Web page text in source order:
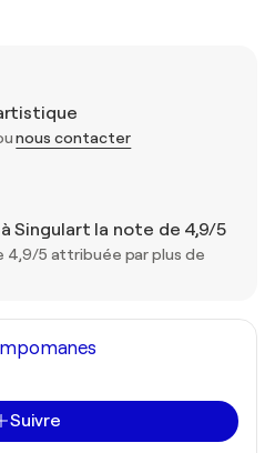
nous contacter
Singulart la note de 4,9/5
4,9/5 attribuée par plus de
Suivre